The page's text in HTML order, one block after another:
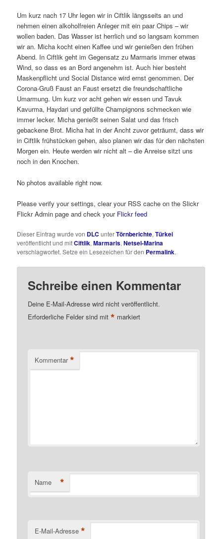
Um kurz nach 17 Uhr legen wir in Ciftlik längsseits an und
nehmen einen alkoholfreien Anleger mit ein paar Chips – wir
wollen baden. Das Wasser ist herrlich und so langsam kommen
wir an. Micha kocht einen Kaffee und wir genießen den frühen
Abend. In Ciftlik geht im Gegensatz zu Marmaris immer etwas
Wind, so dass es an Bord angenehm ist. Auch hier besteht
Maskenpflicht und Social Distance wird ernst genommen. Der
Corona-Gruß Faust an Faust ersetzt die freundschaftliche
Umarmung. Um kurz vor acht gehen wir essen und Tavuk
Kavurma, Haydari und gefüllte Champignons schmecken wie
immer lecker. Micha genießt seinen Salat und das frisch
gebackene Brot. Micha hat in der Ancht zuvor geträumt, dass wir
in Ciftlik frühstücken gehen, also planen wir das für den nächsten
Morgen ein. Heute werden wir nicht alt – die Anreise sitzt uns
noch in den Knochen.
No photos available right now.
Please verify your settings, clear your RSS cache on the Slickr
Flickr Admin page and check your Flickr feed
Dieser Eintrag wurde von DLC unterTörnberichte,Türkei
veröffentlicht und mitCiftlik,Marmaris,Netsel-Marina
verschlagwortet. Setze ein Lesezeichen für den Permalink.
Schreibe einen Kommentar
Deine E-Mail-Adresse wird nicht veröffentlicht.
Erforderliche Felder sind mit* markiert
Kommentar *
Name *
E-Mail-Adresse *